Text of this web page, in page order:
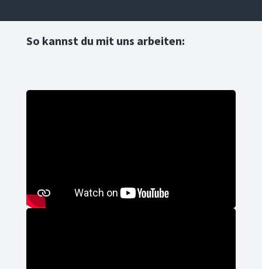
So kannst du mit uns arbeiten: